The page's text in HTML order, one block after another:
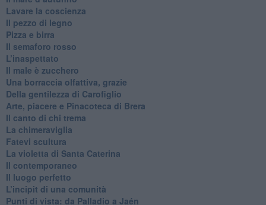
​Lavare la coscienza
​Il pezzo di legno
​Pizza e birra
​Il semaforo rosso
​L’inaspettato
​Il male è zucchero
​Una borraccia olfattiva, grazie
​Della gentilezza di Carofiglio
Arte, piacere e Pinacoteca di Brera
​Il canto di chi trema
La chimeraviglia
​Fatevi scultura
​La violetta di Santa Caterina
​Il contemporaneo
​Il luogo perfetto
​L’incipit di una comunità
Punti di vista: da Palladio a Jaén